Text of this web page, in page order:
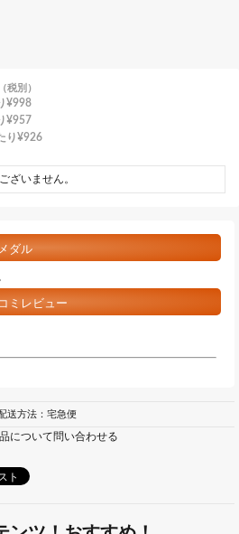
税別）
¥998
¥957
り¥926
ざいません。
ダル
ミレビュー
送方法：宅急便
について問い合わせる